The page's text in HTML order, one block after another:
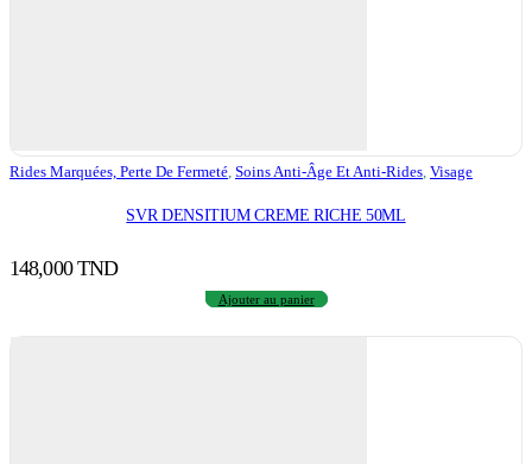
Rides Marquées, Perte De Fermeté, Soins Anti-Âge Et Anti-Rides, Visage
SVR DENSITIUM CREME RICHE 50ML
148,000TND
Ajouter au panier